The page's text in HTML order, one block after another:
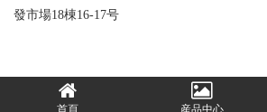
發市場18棟16-17号
首頁 産品中心